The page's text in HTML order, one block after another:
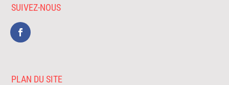
SUIVEZ-NOUS
PLAN DU SITE